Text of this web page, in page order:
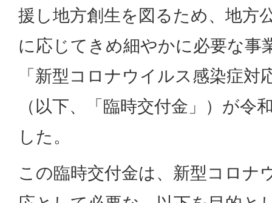
援し地方創生を図るため、地方
に応じてきめ細やかに必要な事
「新型コロナウイルス感染症対
（以下、「臨時交付金」）が令
した。
この臨時交付金は、新型コロナ